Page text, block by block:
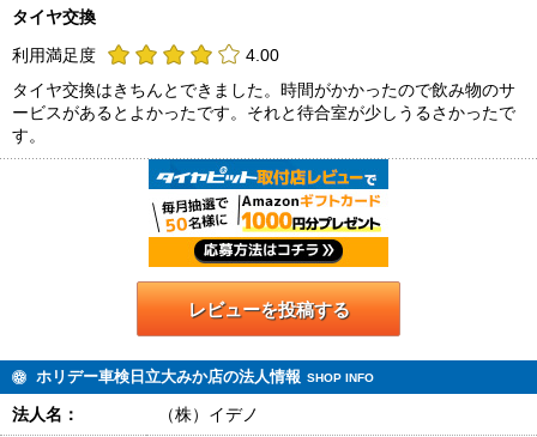
タイヤ交換
利用満足度
4.00
タイヤ交換はきちんとできました。時間がかかったので飲み物のサ
ービスがあるとよかったです。それと待合室が少しうるさかったで
す。
レビューを投稿する
ホリデー車検日立大みか店の法人情報 SHOP INFO
法人名： （株）イデノ